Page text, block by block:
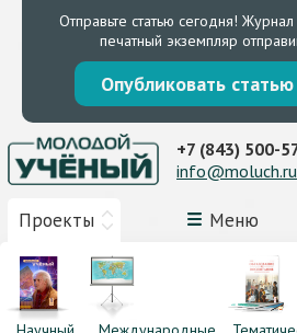
Отправьте статью сегодня!
печатный экземпляр
Опубликовать
Проекты Меню
+7 (843) 500-
info@moluch.ru